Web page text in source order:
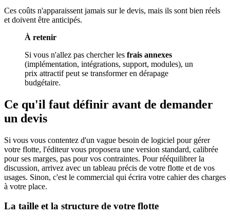
Ces coûts n'apparaissent jamais sur le devis, mais ils sont bien réels
et doivent être anticipés.
À retenir
Si vous n'allez pas chercher les frais annexes
(implémentation, intégrations, support, modules), un
prix attractif peut se transformer en dérapage
budgétaire.
Ce qu'il faut définir avant de demander
un devis
Si vous vous contentez d'un vague besoin de logiciel pour gérer
votre flotte, l'éditeur vous proposera une version standard, calibrée
pour ses marges, pas pour vos contraintes. Pour rééquilibrer la
discussion, arrivez avec un tableau précis de votre flotte et de vos
usages. Sinon, c'est le commercial qui écrira votre cahier des charges
à votre place.
La taille et la structure de votre flotte